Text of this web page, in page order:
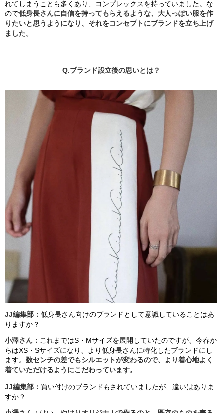
れてしまうことも多くあり、コンプレックスを持っていました。な
ので低身長さんに自信を持ってもらえるような、 大人っぽい服を作
りたいと思うようになり、それをコンセプトにブランドを立ち上げ
ました。
Q.ブランド設立後の思いとは？
JJ編集部 ： 低身長さん向けのブランドとして意識していることはあ
りますか？
小澤さん： これまではS ・ Mサイズを展開していたのですが、 今春か
らはXS ・ Sサイズにな り 、より低身長さんに特化したブランドにし
ます。 数センチの差でもシルエットが変わるので、 より着心地よく
着ていただけるようにこだわっています。
JJ編集部 ： 買い付けのブランドもされていましたが、 違いはありま
すか？